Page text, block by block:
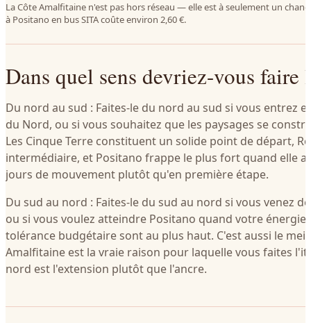
La Côte Amalfitaine n'est pas hors réseau — elle est à seulement un
à Positano en bus SITA coûte environ 2,60 €.
Dans quel sens devriez-vous
Du nord au sud : Faites-le du nord au sud si vous entrez
du Nord, ou si vous souhaitez que les paysages se
Les Cinque Terre constituent un solide point de départ,
intermédiaire, et Positano frappe le plus fort quand elle
jours de mouvement plutôt qu'en première étape.
Du sud au nord : Faites-le du sud au nord si vous venez
ou si vous voulez atteindre Positano quand votre
tolérance budgétaire sont au plus haut. C'est aussi le
Amalfitaine est la vraie raison pour laquelle vous faites
nord est l'extension plutôt que l'ancre.